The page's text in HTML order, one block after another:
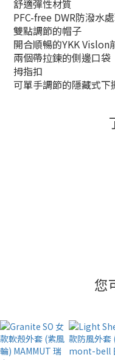
舒適彈性材質
PFC-free DWR防潑水
雙點調節的帽子
開合順暢的YKK Vislon
兩個帶拉鍊的側邊口袋
拇指扣
可單手調節的隱藏式下
您